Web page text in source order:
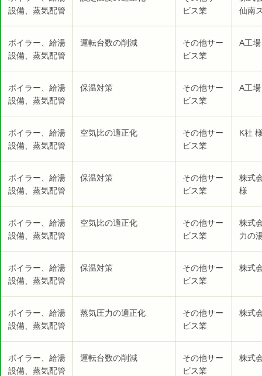
設備、蒸気配管
ビス業
仙南
ボイラー、給湯
設備、蒸気配管
運転台数の削減
その他サー
ビス業
A工
ボイラー、給湯
設備、蒸気配管
保温対策
その他サー
ビス業
A工
ボイラー、給湯
設備、蒸気配管
空気比の適正化
その他サー
ビス業
K社
ボイラー、給湯
設備、蒸気配管
保温対策
その他サー
ビス業
株式
様
ボイラー、給湯
設備、蒸気配管
空気比の適正化
その他サー
ビス業
株式
力の
ボイラー、給湯
設備、蒸気配管
保温対策
その他サー
ビス業
株式
ボイラー、給湯
設備、蒸気配管
蒸気圧力の適正化
その他サー
ビス業
株式
ボイラー、給湯
設備、蒸気配管
運転台数の削減
その他サー
ビス業
株式